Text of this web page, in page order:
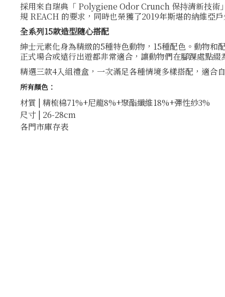
採用來自瑞典「 Polygiene Odor Crunch 保持清新技術
規 REACH 的要求，同時也榮獲了2019年斯堪的納維亞
全系列15款造型隨心搭配
紳士元素化身為精緻的5種特色動物，15種配色。動物和
正式場合或遠行出遊都非常適合，讓動物們在腳踝處點
精選三款4入組禮盒，一次滿足各種情境多樣搭配，適合
所有顏色：
材質 | 精梳棉71%+尼龍8%+聚酯纖維18%+彈性紗3%
尺寸 | 26-28cm
各門市庫存表